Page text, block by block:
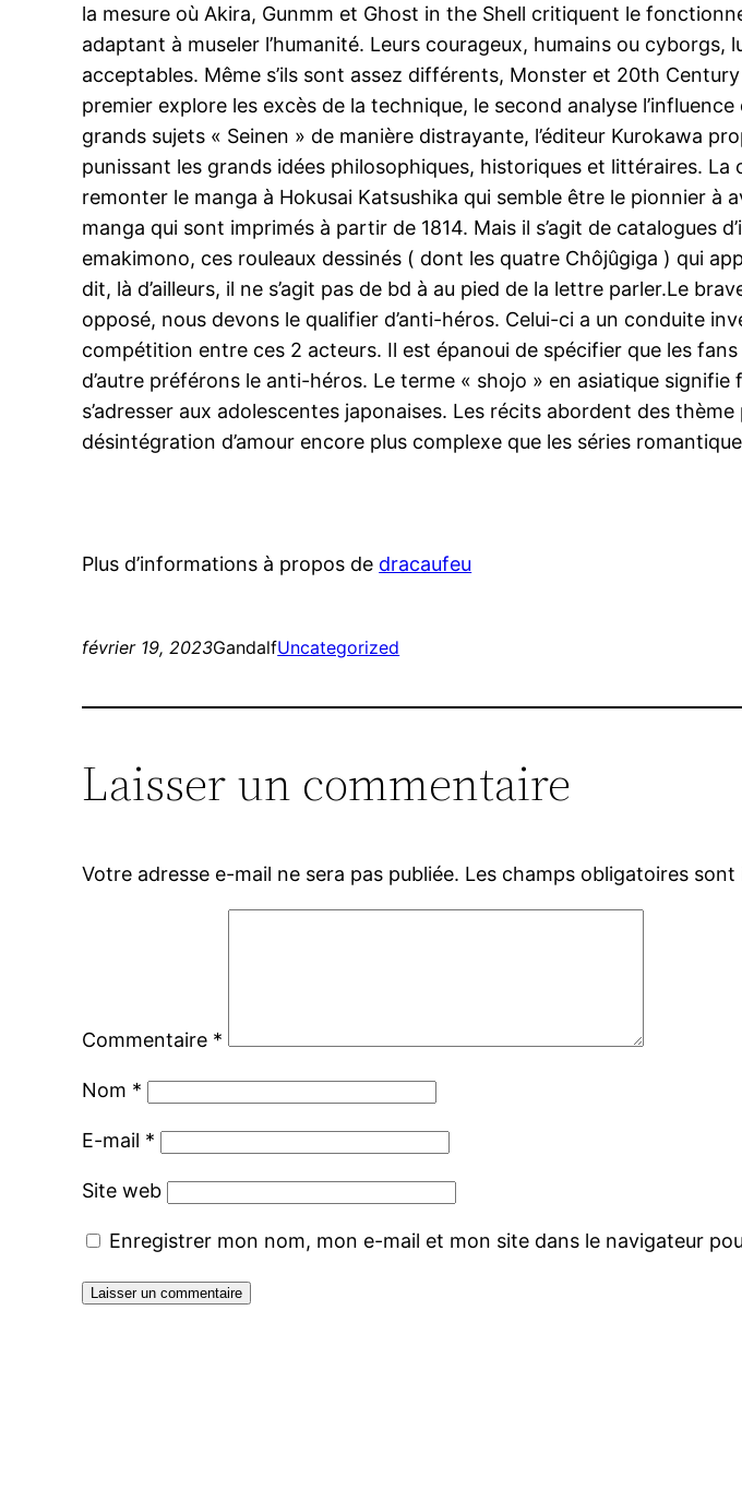
la mesure où Akira, Gunmm et Ghost in the Shell critiquent le
adaptant à museler l’humanité. Leurs courageux, humains ou
acceptables. Même s’ils sont assez différents, Monster et 20th
premier explore les excès de la technique, le second analyse
grands sujets « Seinen » de manière distrayante, l’éditeur Kurokawa
punissant les grands idées philosophiques, historiques et littéraires.
remonter le manga à Hokusai Katsushika qui semble être le pionnier à
manga qui sont imprimés à partir de 1814. Mais il s’agit de catalogues
emakimono, ces rouleaux dessinés ( dont les quatre Chôjûgiga ) qui
dit, là d’ailleurs, il ne s’agit pas de bd à au pied de la lettre parler.Le
opposé, nous devons le qualifier d’anti-héros. Celui-ci a un conduite
compétition entre ces 2 acteurs. Il est épanoui de spécifier que les
d’autre préférons le anti-héros. Le terme « shojo » en asiatique
s’adresser aux adolescentes japonaises. Les récits abordent des
désintégration d’amour encore plus complexe que les séries
Plus d’informations à propos de dracaufeu
février 19, 2023GandalfUncategorized
Laisser un commentaire
Votre adresse e-mail ne sera pas publiée. Les champs obligatoires sont
Commentaire *
Nom *
E-mail *
Site web
Enregistrer mon nom, mon e-mail et mon site dans le navigateur